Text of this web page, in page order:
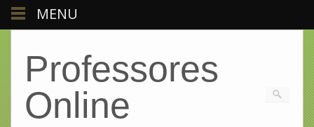
Professores
Online
MENU